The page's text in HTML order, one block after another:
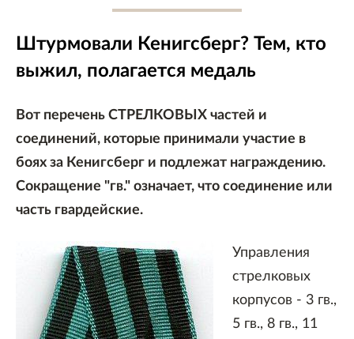
Штурмовали Кенигсберг? Тем, кто
выжил, полагается медаль
Вот перечень СТРЕЛКОВЫХ частей и
соединений, которые принимали участие в
боях за Кенигсберг и подлежат награждению.
Сокращение "гв." означает, что соединение или
часть гвардейские.
Управления
стрелковых
корпусов - 3 гв.,
5 гв., 8 гв., 11